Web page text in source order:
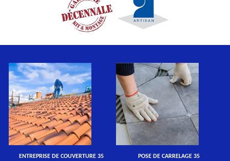
ENTREPRISE DE COUVERTURE 35 POSE DE CARRELAGE 35